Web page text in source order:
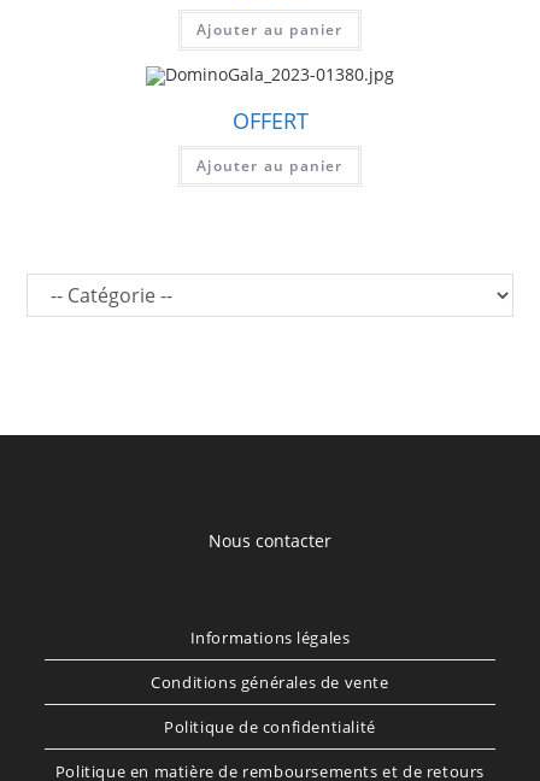
Ajouter au panier
OFFERT
Ajouter au panier
Nous contacter
Informations légales
Conditions générales de vente
Politique de confidentialité
Politique en matière de remboursements et de retours